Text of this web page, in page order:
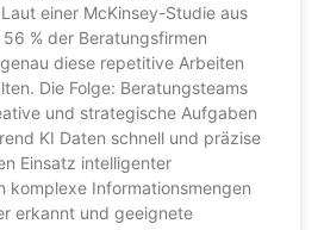
einer McKinsey-Studie aus
% der Beratungsfirmen
diese repetitive Arbeiten
Die Folge: Beratungsteams
und strategische Aufgaben
KI Daten schnell und präzise
Einsatz intelligenter
komplexe Informationsmengen
erkannt und geeignete